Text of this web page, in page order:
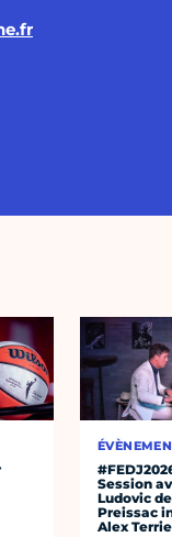
Session
Ludovic de
Preissac
Alex